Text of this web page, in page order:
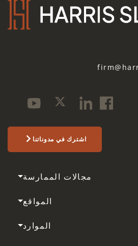
اشترك في مدوناتنا
مجالات الممارسة
المواقع
الموارد